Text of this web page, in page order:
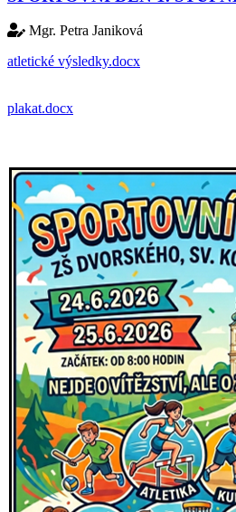
Mgr. Petra Janiková
atletické výsledky.docx
plakat.docx